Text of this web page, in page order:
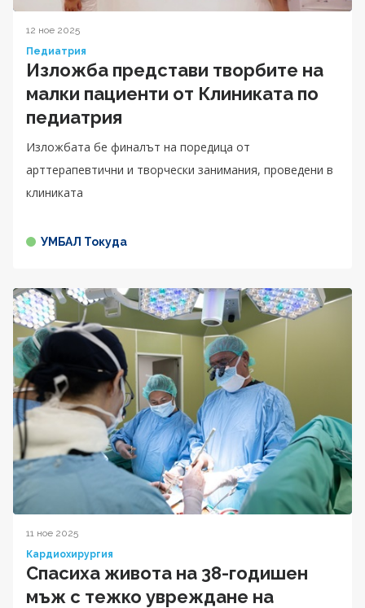
12 ное 2025
Педиатрия
Изложба представи творбите на
малки пациенти от Клиниката по
педиатрия
Изложбата бе финалът на поредица от
арттерапевтични и творчески занимания, проведени в
клиниката
УМБАЛ Токуда
11 ное 2025
Кардиохирургия
Спасиха живота на 38-годишен
мъж с тежко увреждане на